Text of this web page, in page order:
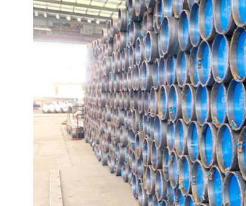
sem costura
Tubos de aço mecânicos
Tubos de cilindro de alta
pressão
Tubo sem costura para
cilindro de gás
Tubo de aço LSAW
Tubo de aço SAWL
Tubos de aço LSAW
Tubo de aço SAWH
Tubo de aço SSAW
Tubo DSAW
Tubo mecânico sem costura ASTM A519